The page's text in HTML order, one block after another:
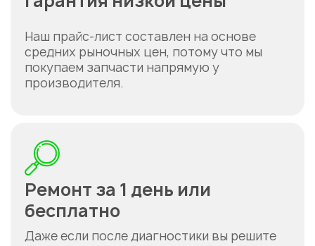
Наш прайс-лист составлен на основе
средних рыночных цен, потому что мы
покупаем запчасти напрямую у
производителя.
Ремонт за 1 день или
бесплатно
Даже если после диагностики вы решите